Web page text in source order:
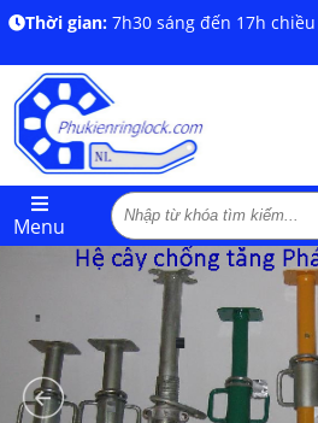
Thời gian: 7h30 sáng đến 17h
Menu